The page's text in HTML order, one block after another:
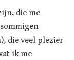
die me
die veel plezier
ik me